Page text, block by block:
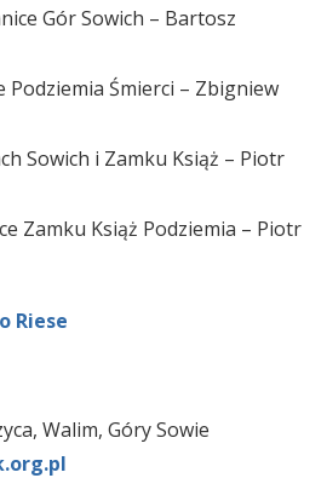
Gór Sowich – Bartosz
Podziemia Śmierci – Zbigniew
Sowich i Zamku Książ – Piotr
Zamku Książ Podziemia – Piotr
Riese
Walim, Góry Sowie